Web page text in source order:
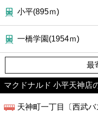
小平(895ｍ)
一橋学園(1954ｍ)
最
マクドナルド 小平天神店
天神町一丁目〔西武